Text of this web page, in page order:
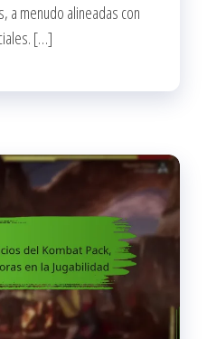
a menudo alineadas con
[…]